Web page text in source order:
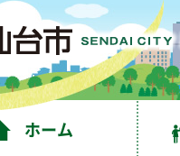
ホーム